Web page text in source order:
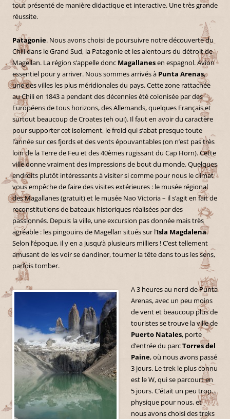
tout présenté de manière didactique et interactive. Une très grande
réussite.
Patagonie. Nous avons choisi de poursuivre notre découverte du
Chili dans le Grand Sud, la Patagonie et les alentours du détroit de
Magellan. La région s’appelle donc Magallanesen espagnol. Avion
essentiel pour y arriver. Nous sommes arrivés à Punta Arenas,
une des villes les plus méridionales du pays. Cette zone rattachée
au Chili en 1843 a pendant des décennies été colonisée par des
Européens de tous horizons, des Allemands, quelques Français et
surtout beaucoup de Croates (eh oui). Il faut en avoir du caractère
pour supporter cet isolement, le froid qui s’abat presque toute
l’année sur ces fjords et des vents épouvantables (on n’est pas très
loin de la Terre de Feu et des 40èmes rugissant du Cap Horn). Cette
ville donne vraiment des impressions de bout du monde. Quelques
endroits plutôt intéressants à visiter si comme pour nous le climat
vous empêche de faire des visites extérieures : le musée régional
des Magallanes (gratuit) et le musée Nao Victoria – il s’agit en fait de
reconstitutions de bateaux historiques réalisées par des
passionnés. Depuis la ville, une excursion pas donnée mais très
agréable : les pingouins de Magellan situés sur l’Isla Magdalena.
Selon l’époque, il y en a jusqu’à plusieurs milliers ! C’est tellement
amusant de les voir se dandiner, tourner la tête dans tous les sens,
parfois tomber.
A 3 heures au nord de Punta
Arenas, avec un peu moins
de vent et beaucoup plus de
touristes se trouve la ville de
Puerto Natales, porte
d’entrée du parcTorres del
Paine, où nous avons passé
3 jours. Le trek le plus connu
est le W, qui se parcourt en
5 jours. C’était un peu trop…
physique pour nous, et
nous avons choisi des treks